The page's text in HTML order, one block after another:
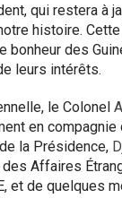
qui restera à
histoire.
bonheur des
leurs intérêts.
le Colonel
en compagnie
la Présidence,
Affaires
et de quelques